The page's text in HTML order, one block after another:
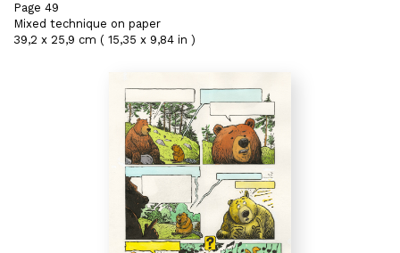
Page 49
Mixed technique on paper
39,2 x 25,9 cm ( 15,35 x 9,84 in )